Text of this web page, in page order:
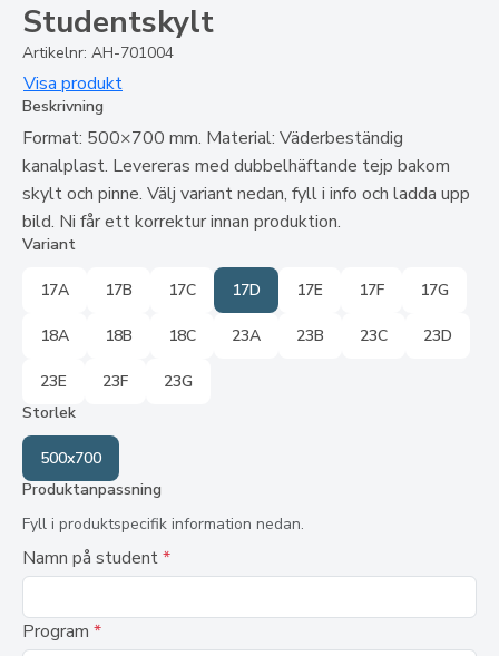
Studentskylt
Artikelnr: AH-701004
Visa produkt
Beskrivning
Format: 500×700 mm. Material: Väderbeständig
kanalplast. Levereras med dubbelhäftande tejp bakom
skylt och pinne. Välj variant nedan, fyll i info och ladda upp
bild. Ni får ett korrektur innan produktion.
Variant
17A 17B 17C 17D 17E 17F 17G
18A 18B 18C 23A 23B 23C 23D
23E 23F
23G
Storlek
500x700
Produktanpassning
Fyll i produktspecifik information nedan.
Namn på student*
Program *